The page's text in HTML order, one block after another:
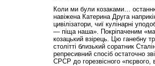
Коли ми були козаками…
навіжена Катерина Друга
цивілізатори, чиї кулінарні
— піща наша». Покріпаченим
козацький взірець. Цю ганебну
столітті близький соратник
репресивний спосіб остаточно
СРСР до горезвісного «пєрвого,